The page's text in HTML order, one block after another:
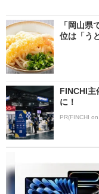
「岡山
位は「う
FINCHI主
に！
PR(FINCHI